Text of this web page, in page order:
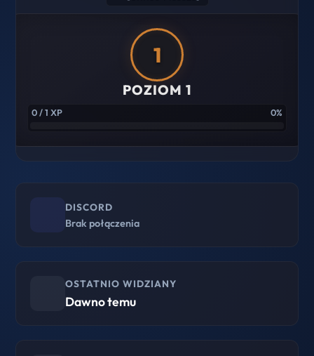
1
POZIOM 1
0 / 1 XP 0%
DISCORD
Brak połączenia
OSTATNIO WIDZIANY
Dawno temu